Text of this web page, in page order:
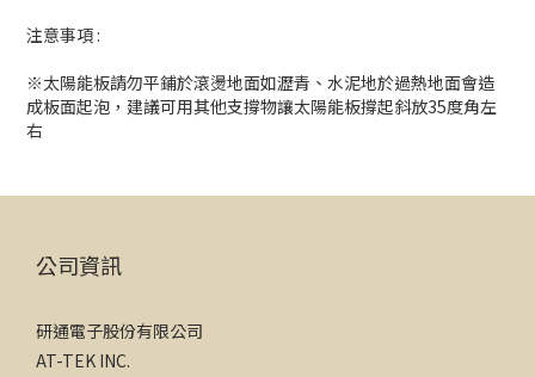
注意事項 :
※太陽能板請勿平鋪於滾燙地面如瀝青、水泥地於過熱地面會造
成板面起泡，建議可用其他支撐物讓太陽能板撐起斜放35度角左
右
公司資訊
研通電子股份有限公司
AT-TEK INC.